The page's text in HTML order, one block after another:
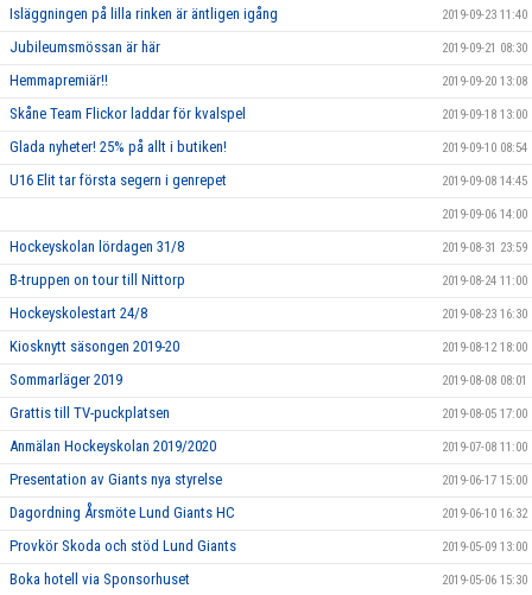
Isläggningen på lilla rinken är äntligen igång 2019-09-23 11:40
Jubileumsmössan är här 2019-09-21 08:30
Hemmapremiär!! 2019-09-20 13:08
Skåne Team Flickor laddar för kvalspel 2019-09-18 13:00
Glada nyheter! 25% på allt i butiken! 2019-09-10 08:54
U16 Elit tar första segern i genrepet 2019-09-08 14:45
2019-09-06 14:00
Hockeyskolan lördagen 31/8 2019-08-31 23:59
B-truppen on tour till Nittorp 2019-08-24 11:00
Hockeyskolestart 24/8 2019-08-23 16:30
Kiosknytt säsongen 2019-20 2019-08-12 18:00
Sommarläger 2019 2019-08-08 08:01
Grattis till TV-puckplatsen 2019-08-05 17:00
Anmälan Hockeyskolan 2019/2020 2019-07-08 11:00
Presentation av Giants nya styrelse 2019-06-17 15:00
Dagordning Årsmöte Lund Giants HC 2019-06-10 16:32
Provkör Skoda och stöd Lund Giants 2019-05-09 13:00
Boka hotell via Sponsorhuset 2019-05-06 15:30